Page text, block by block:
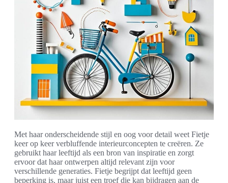
Met haar onderscheidende stijl en oog voor detail weet Fietje
keer op keer verbluffende interieurconcepten te creëren. Ze
gebruikt haar leeftijd als een bron van inspiratie en zorgt
ervoor dat haar ontwerpen altijd relevant zijn voor
verschillende generaties. Fietje begrijpt dat leeftijd geen
beperking is, maar juist een troef die kan bijdragen aan de